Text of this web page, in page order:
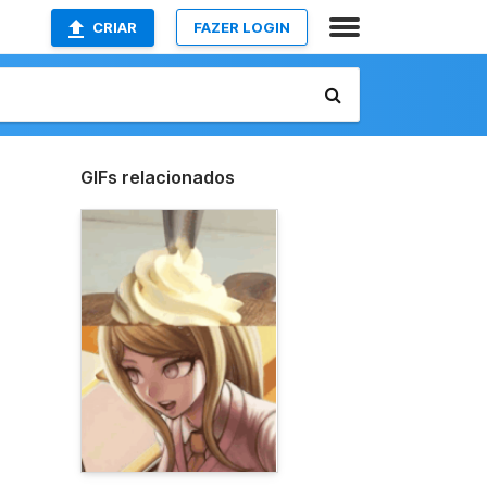
CRIAR FAZER LOGIN
GIFs relacionados